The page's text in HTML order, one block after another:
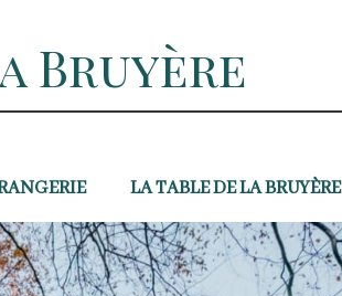
Bruyère
LA TABLE DE LA BRUYÈRE